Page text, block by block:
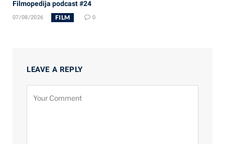
Filmopedija podcast #24
07/08/2026 FILM 0
LEAVE A REPLY